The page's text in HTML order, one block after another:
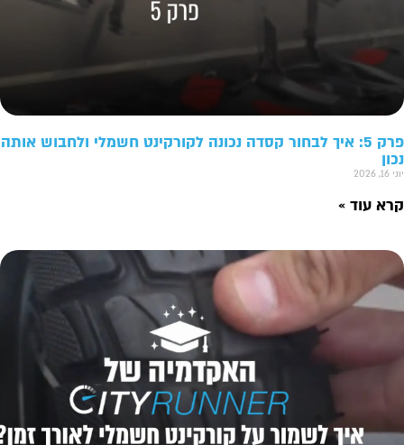
פרק 5: איך לבחור קסדה נכונה לקורקינט חשמלי ולחבוש אותה
נכון
יוני 16, 2026
קרא עוד »